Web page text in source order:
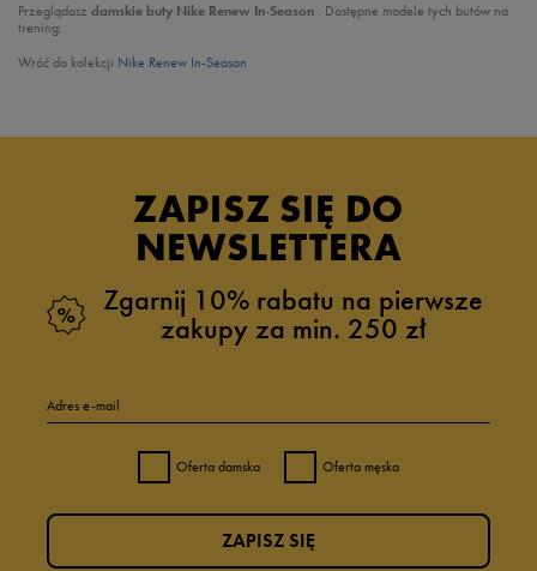
Przeglądasz damskie buty Nike Renew In-Season . Dostępne modele tych butów na
trening:
Wróć do kolekcji Nike Renew In-Season
ZAPISZ SIĘ DO
NEWSLETTERA
Zgarnij 10% rabatu na pierwsze
zakupy za min. 250 zł
Adres e-mail
Oferta damska Oferta męska
ZAPISZ SIĘ